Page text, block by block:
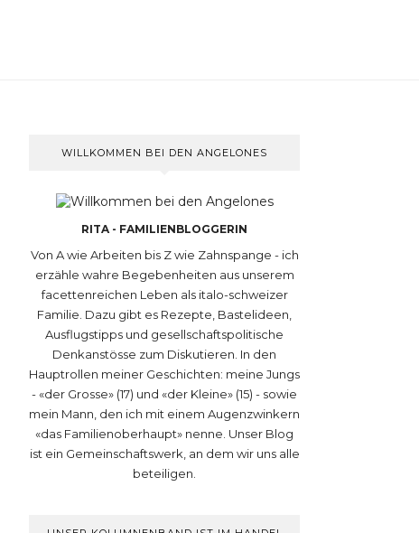
WILLKOMMEN BEI DEN ANGELONES
RITA - FAMILIENBLOGGERIN
Von A wie Arbeiten bis Z wie Zahnspange - ich
erzähle wahre Begebenheiten aus unserem
facettenreichen Leben als italo-schweizer
Familie. Dazu gibt es Rezepte, Bastelideen,
Ausflugstipps und gesellschaftspolitische
Denkanstösse zum Diskutieren. In den
Hauptrollen meiner Geschichten: meine Jungs
- «der Grosse» (17) und «der Kleine» (15) - sowie
mein Mann, den ich mit einem Augenzwinkern
«das Familienoberhaupt» nenne. Unser Blog
ist ein Gemeinschaftswerk, an dem wir uns alle
beteiligen.